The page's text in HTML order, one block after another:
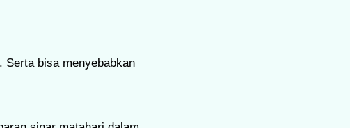
Serta bisa menyebabkan